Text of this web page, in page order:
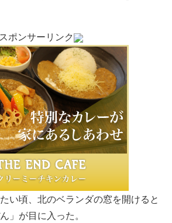
スポンサーリンク
い頃、北のベランダの窓を開けると
」が目に入った。